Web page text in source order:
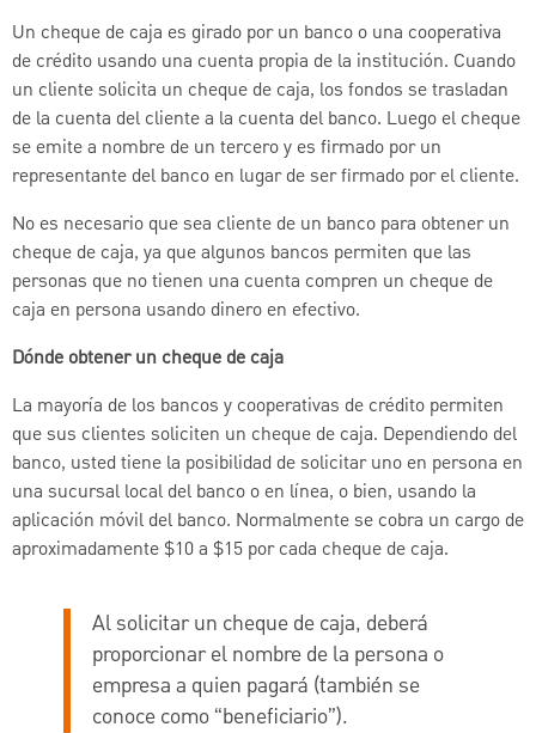
Un cheque de caja es girado por un banco o una cooperativa
de crédito usando una cuenta propia de la institución. Cuando
un cliente solicita un cheque de caja, los fondos se trasladan
de la cuenta del cliente a la cuenta del banco. Luego el cheque
se emite a nombre de un tercero y es firmado por un
representante del banco en lugar de ser firmado por el cliente.
No es necesario que sea cliente de un banco para obtener un
cheque de caja, ya que algunos bancos permiten que las
personas que no tienen una cuenta compren un cheque de
caja en persona usando dinero en efectivo.
Dónde obtener un cheque de caja
La mayoría de los bancos y cooperativas de crédito permiten
que sus clientes soliciten un cheque de caja. Dependiendo del
banco, usted tiene la posibilidad de solicitar uno en persona en
una sucursal local del banco o en línea, o bien, usando la
aplicación móvil del banco. Normalmente se cobra un cargo de
aproximadamente $10 a $15 por cada cheque de caja.
Al solicitar un cheque de caja, deberá
proporcionar el nombre de la persona o
empresa a quien pagará (también se
conoce como “beneficiario”).